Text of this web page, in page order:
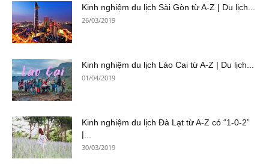
Kinh nghiệm du lịch Sài Gòn từ A-Z | Du lịch...
26/03/2019
Kinh nghiệm du lịch Lào Cai từ A-Z | Du lịch...
01/04/2019
Kinh nghiệm du lịch Đà Lạt từ A-Z có “1-0-2”
|...
30/03/2019